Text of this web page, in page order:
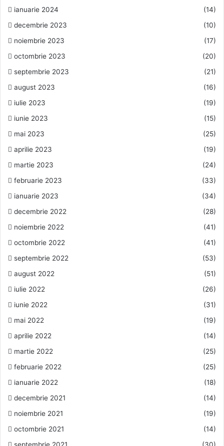
ianuarie 2024
(14)
decembrie 2023
(10)
noiembrie 2023
(17)
octombrie 2023
(20)
septembrie 2023
(21)
august 2023
(16)
iulie 2023
(19)
iunie 2023
(15)
mai 2023
(25)
aprilie 2023
(19)
martie 2023
(24)
februarie 2023
(33)
ianuarie 2023
(34)
decembrie 2022
(28)
noiembrie 2022
(41)
octombrie 2022
(41)
septembrie 2022
(53)
august 2022
(51)
iulie 2022
(26)
iunie 2022
(31)
mai 2022
(19)
aprilie 2022
(14)
martie 2022
(25)
februarie 2022
(25)
ianuarie 2022
(18)
decembrie 2021
(14)
noiembrie 2021
(19)
octombrie 2021
(14)